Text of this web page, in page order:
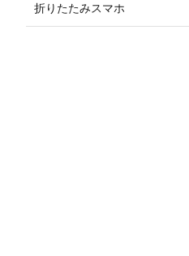
折りたたみスマホ